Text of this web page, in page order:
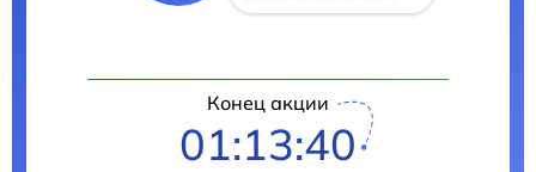
Конец акции
01:13:39